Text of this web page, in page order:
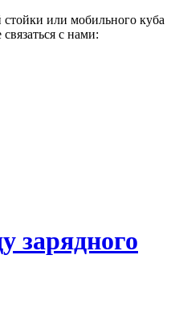
или мобильного куба
с нами:
зарядного